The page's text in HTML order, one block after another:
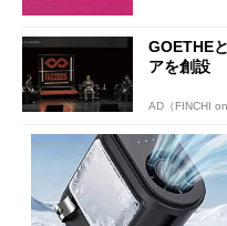
GOETHE
アを創設
AD（FINCHI